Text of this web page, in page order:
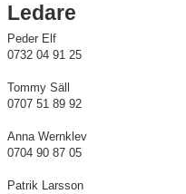
Nyheter
Kontakt
Ledare
Peder Elf
0732 04 91 25
Tommy Säll
0707 51 89 92
Anna Wernklev
0704 90 87 05
Patrik Larsson